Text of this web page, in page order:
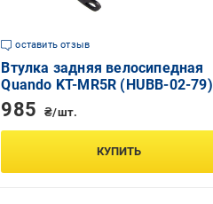
оставить отзыв
Втулка задняя велосипедная
Quando KT-MR5R (HUBB-02-79)
985 ₴/шт.
КУПИТЬ